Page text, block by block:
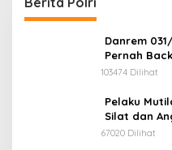
Danrem
Pernah
103474 Dilihat
Pelaku
Silat dan
67020 Dilihat